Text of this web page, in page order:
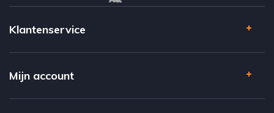
Klantenservice
Mijn account